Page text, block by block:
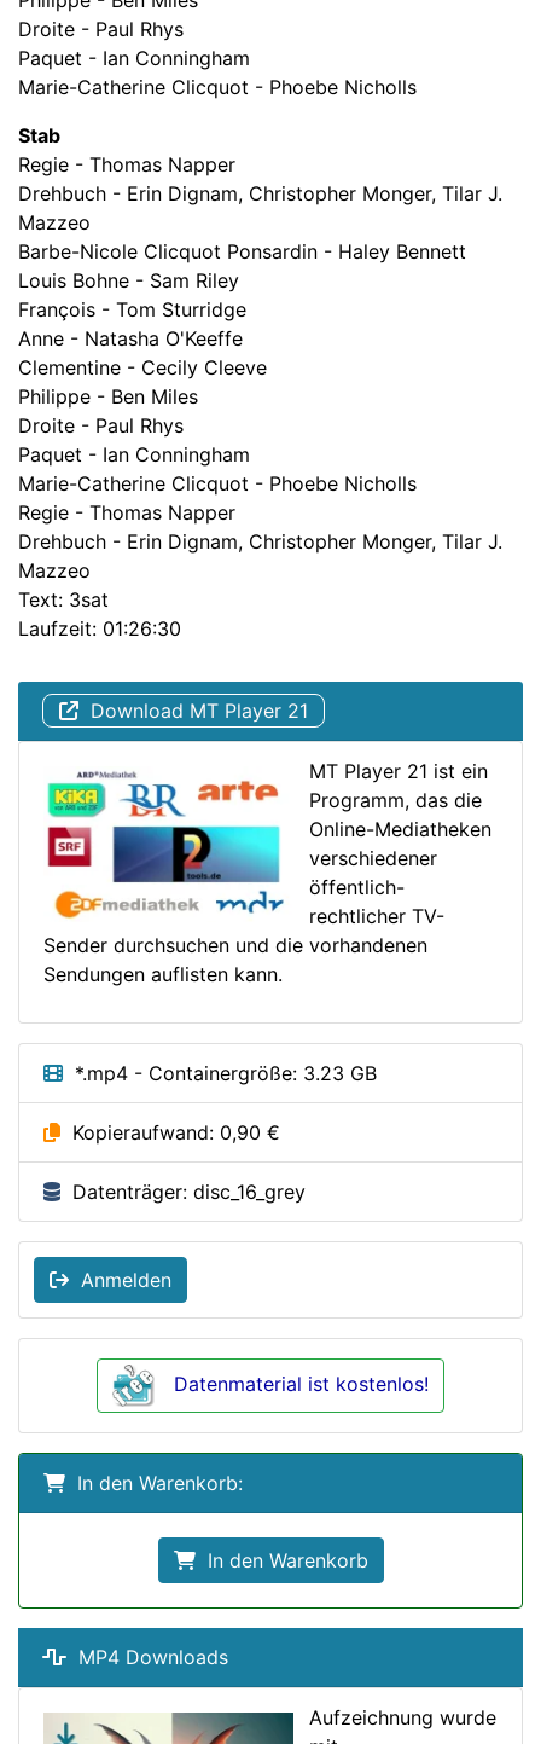
Droite - Paul Rhys
Paquet - Ian Conningham
Marie-Catherine Clicquot - Phoebe Nicholls
Stab
Regie - Thomas Napper
Drehbuch - Erin Dignam, Christopher Monger, Tilar J.
Mazzeo
Barbe-Nicole Clicquot Ponsardin - Haley Bennett
Louis Bohne - Sam Riley
François - Tom Sturridge
Anne - Natasha O'Keeffe
Clementine - Cecily Cleeve
Philippe - Ben Miles
Droite - Paul Rhys
Paquet - Ian Conningham
Marie-Catherine Clicquot - Phoebe Nicholls
Regie - Thomas Napper
Drehbuch - Erin Dignam, Christopher Monger, Tilar J.
Mazzeo
Text: 3sat
Laufzeit: 01:26:30
Download MT Player 21
MT Player 21 ist ein
Programm, das die
Online-Mediatheken
verschiedener
öffentlich-
rechtlicher TV-
Sender durchsuchen und die vorhandenen
Sendungen auflisten kann.
*.mp4 - Containergröße: 3.23 GB
Kopieraufwand: 0,90 €
Datenträger: disc_16_grey
Anmelden
Datenmaterial ist kostenlos!
In den Warenkorb:
In den Warenkorb
MP4 Downloads
Aufzeichnung wurde